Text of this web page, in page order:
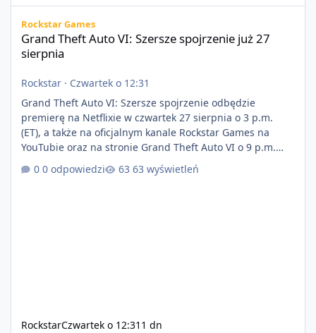
Rockstar Games
Grand Theft Auto VI: Szersze spojrzenie już 27
sierpnia
Rockstar · Czwartek o 12:31
Grand Theft Auto VI: Szersze spojrzenie odbędzie
premierę na Netflixie w czwartek 27 sierpnia o 3 p.m.
(ET), a także na oficjalnym kanale Rockstar Games na
YouTubie oraz na stronie Grand Theft Auto VI o 9 p.m.
(ET) 27 sierpnia. https://netflix.com/GTAVI Grand Theft
Auto VI będzie dostępne 19 listopada na PlayStation 5
0 odpowiedzi 63 wyświetleń
RockstarCzwartek o 12:31 1 dn